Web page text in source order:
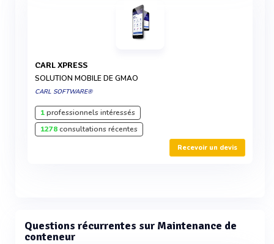
CARL XPRESS
SOLUTION MOBILE DE GMAO
CARL SOFTWARE®
1professionnels intéressés
1278consultations récentes
Recevoir un devis
Questions récurrentes sur Maintenance de
conteneur